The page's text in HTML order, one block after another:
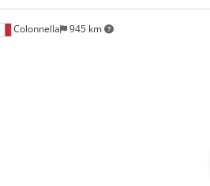
Colonnella 945 km